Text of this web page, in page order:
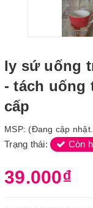
ly sứ uống
- tách uống
cấp
MSP: (Đang cập
Trạng thái: Còn
39.000₫